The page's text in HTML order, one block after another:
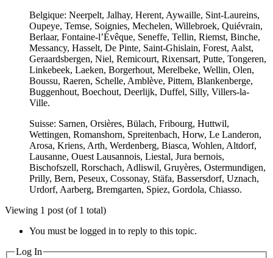
Belgique: Neerpelt, Jalhay, Herent, Aywaille, Sint-Laureins,
Oupeye, Temse, Soignies, Mechelen, Willebroek, Quiévrain,
Berlaar, Fontaine-l’Évêque, Seneffe, Tellin, Riemst, Binche,
Messancy, Hasselt, De Pinte, Saint-Ghislain, Forest, Aalst,
Geraardsbergen, Niel, Remicourt, Rixensart, Putte, Tongeren,
Linkebeek, Laeken, Borgerhout, Merelbeke, Wellin, Olen,
Boussu, Raeren, Schelle, Amblève, Pittem, Blankenberge,
Buggenhout, Boechout, Deerlijk, Duffel, Silly, Villers-la-
Ville.
Suisse: Sarnen, Orsières, Bülach, Fribourg, Huttwil,
Wettingen, Romanshorn, Spreitenbach, Horw, Le Landeron,
Arosa, Kriens, Arth, Werdenberg, Biasca, Wohlen, Altdorf,
Lausanne, Ouest Lausannois, Liestal, Jura bernois,
Bischofszell, Rorschach, Adliswil, Gruyères, Ostermundigen,
Prilly, Bern, Peseux, Cossonay, Stäfa, Bassersdorf, Uznach,
Urdorf, Aarberg, Bremgarten, Spiez, Gordola, Chiasso.
Viewing 1 post (of 1 total)
You must be logged in to reply to this topic.
Log In